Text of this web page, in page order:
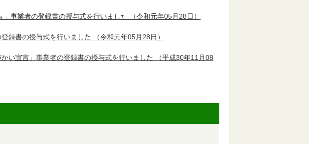
」事業者の登録書の授与式を行いました （令和元年05月28日）
録書の授与式を行いました （令和元年05月28日）
い宣言」事業者の登録書の授与式を行いました
（平成30年11月08